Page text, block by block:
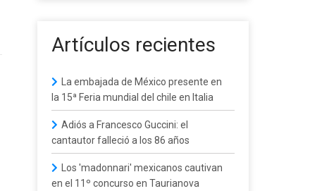
Artículos recientes
La embajada de México presente en
la 15ª Feria mundial del chile en Italia
Adiós a Francesco Guccini: el
cantautor falleció a los 86 años
Los 'madonnari' mexicanos cautivan
en el 11º concurso en Taurianova